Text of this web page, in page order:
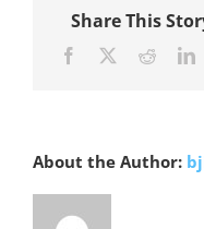
Share This
Facebook Reddit
About the Author: